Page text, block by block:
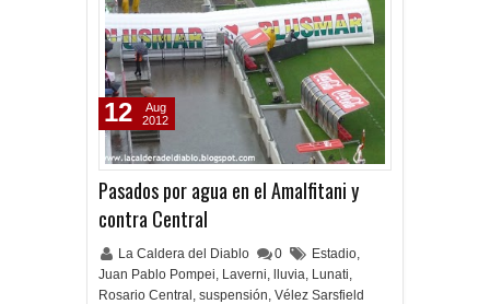
Pasados por agua en el Amalfitani y
contra Central
La Caldera del Diablo 0 Estadio,
Juan Pablo Pompei, Laverni, lluvia, Lunati,
Rosario Central , suspensión, Vélez Sarsfield
12
Aug
2012